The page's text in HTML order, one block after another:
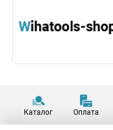
Каталог Оплата